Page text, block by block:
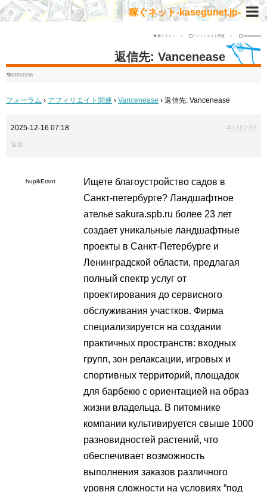
稼ぐネット-kasegunet.jp-
稼ぐネット アフィリエイト関連 Vancenease
返信先: Vancenease
2025/12/16
フォーラム › アフィリエイト関連 › Vancenease › 返信先: Vancenease
2025-12-16 07:18 #136239
返信
hupikErant Ищете благоустройство садов в
Санкт-петербурге? Ландшафтное
ателье sakura.spb.ru более 23 лет
создает уникальные ландшафтные
проекты в Санкт-Петербурге и
Ленинградской области, предлагая
полный спектр услуг от
проектирования до сервисного
обслуживания участков. Фирма
специализируется на создании
практичных пространств: входных
групп, зон релаксации, игровых и
спортивных территорий, площадок
для барбекю с ориентацией на образ
жизни владельца. В питомнике
компании культивируется свыше 1000
разновидностей растений, что
обеспечивает возможность
выполнения заказов различного
уровня сложности на условиях “под